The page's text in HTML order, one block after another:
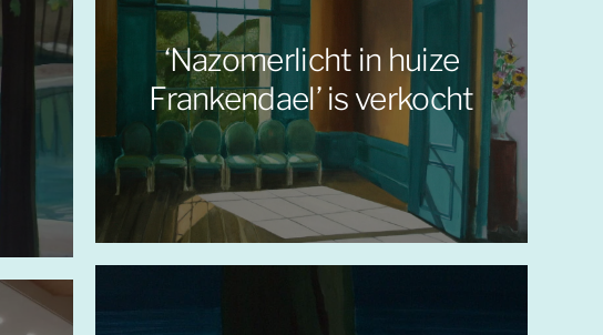
‘Nazomerlicht in huize
Frankendael’ is verkocht